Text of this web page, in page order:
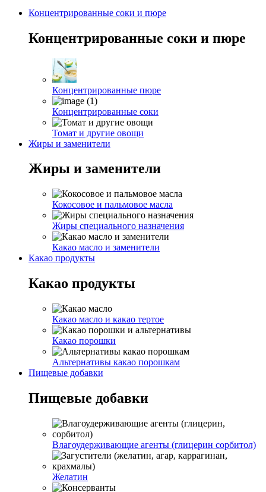
Концентрированные соки и пюре
Концентрированные соки и пюре
Концентрированные пюре
Концентрированные соки
Томат и другие овощи
Жиры и заменители
Жиры и заменители
Кокосовое и пальмовое масла
Жиры специального назначения
Какао масло и заменители
Какао продукты
Какао продукты
Какао масло и какао тертое
Какао порошки
Альтернативы какао порошкам
Пищевые добавки
Пищевые добавки
Влагоудерживающие агенты (глицерин сорбитол)
Желатин